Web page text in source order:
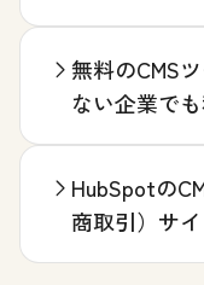
無料のCMS
ない企業で
HubSpotの
商取引）サ